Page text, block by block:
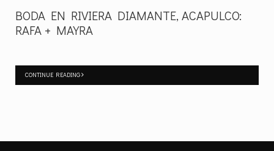
BODA EN RIVIERA DIAMANTE, ACAPULCO:
RAFA + MAYRA
CONTINUE READING